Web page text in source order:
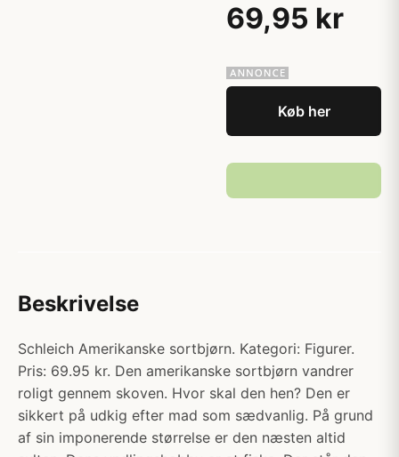
69,95 kr
Køb her
Beskrivelse
Schleich Amerikanske sortbjørn. Kategori: Figurer.
Pris: 69.95 kr. Den amerikanske sortbjørn vandrer
roligt gennem skoven. Hvor skal den hen? Den er
sikkert på udkig efter mad som sædvanlig. På grund
af sin imponerende størrelse er den næsten altid